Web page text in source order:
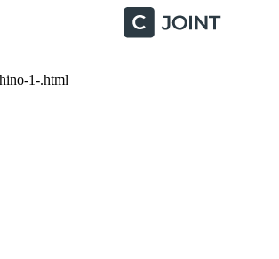
1-.html